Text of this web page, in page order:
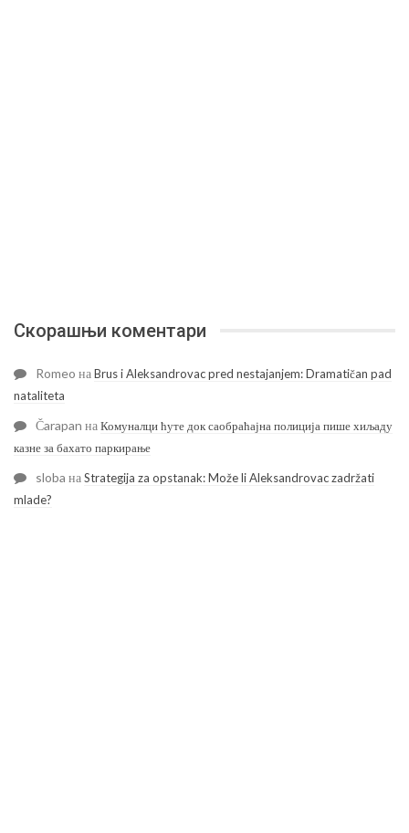
Скорашњи коментари
Romeo наBrus i Aleksandrovac pred nestajanjem: Dramatičan pad
nataliteta
Čarapan наКомуналци ћуте док саобраћајна полиција пише хиљаду
казне за бахато паркирање
sloba наStrategija za opstanak: Može li Aleksandrovac zadržati
mlade?